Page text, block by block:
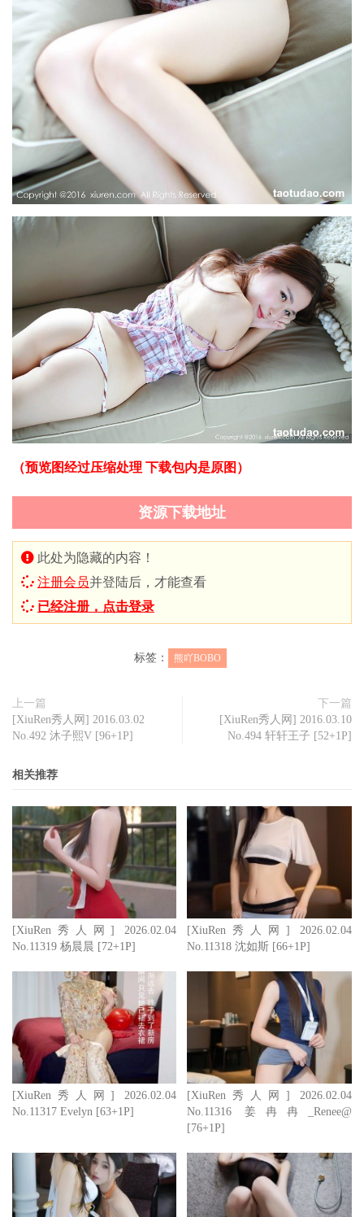
（预览图经过压缩处理 下载包内是原图）
资源下载地址
此处为隐藏的内容！
注册会员并登陆后，才能查看
已经注册，点击登录
标签： 熊吖BOBO
上一篇
[XiuRen秀人网] 2016.03.02
No.492 沐子熙V [96+1P]
下一篇
[XiuRen秀人网] 2016.03.10
No.494 轩轩王子 [52+1P]
相关推荐
[XiuRen秀人网] 2026.02.04
No.11319 杨晨晨 [72+1P]
[XiuRen秀人网] 2026.02.04
No.11318 沈如斯 [66+1P]
[XiuRen秀人网] 2026.02.04
No.11317 Evelyn [63+1P]
[XiuRen秀人网] 2026.02.04
No.11316 姜冉冉_Renee@
[76+1P]